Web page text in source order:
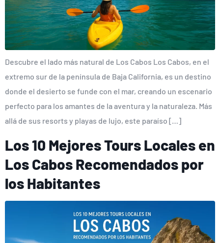
Descubre el lado más natural de Los Cabos Los Cabos, en el
extremo sur de la península de Baja California, es un destino
donde el desierto se funde con el mar, creando un escenario
perfecto para los amantes de la aventura y la naturaleza. Más
allá de sus resorts y playas de lujo, este paraíso […]
Los 10 Mejores Tours Locales en
Los Cabos Recomendados por
los Habitantes